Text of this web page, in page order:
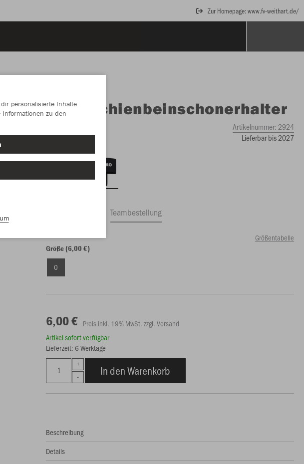
Zur Homepage: www.fv-weithart.de/
JAKO Schienbeinschonerhalter
Artikelnummer: 2924
Lieferbar bis 2027
Teambestellung
Größentabelle
Größe (6,00 €)
0
6,00 € Preis inkl. 19% MwSt. zzgl. Versand
Artikel sofort verfügbar
Lieferzeit: 6 Werktage
In den Warenkorb
Beschreibung
Details
personalisierte Inhalte
zu den